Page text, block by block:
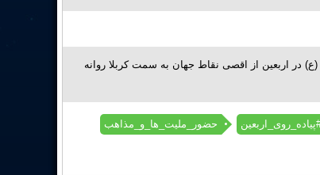
در اربعین از اقصی نقاط جهان به سمت کربلا روانه
حضور_ملیت_ها_و_مذاهب